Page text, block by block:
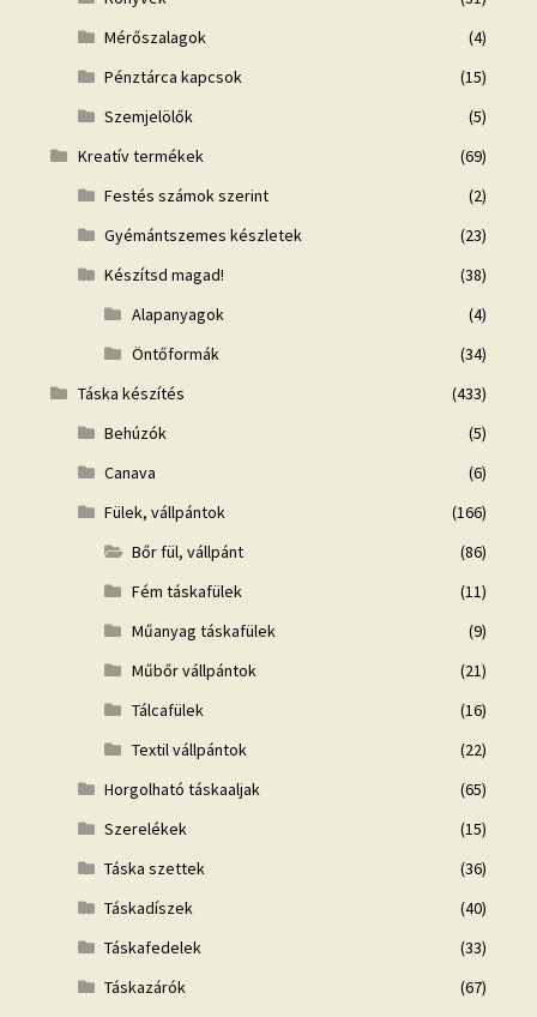
Mérőszalagok
(4)
Pénztárca kapcsok
(15)
Szemjelölők
(5)
Kreatív termékek
(69)
Festés számok szerint
(2)
Gyémántszemes készletek
(23)
Készítsd magad!
(38)
Alapanyagok
(4)
Öntőformák
(34)
Táska készítés
(433)
Behúzók
(5)
Canava
(6)
Fülek, vállpántok
(166)
Bőr fül, vállpánt
(86)
Fém táskafülek
(11)
Műanyag táskafülek
(9)
Műbőr vállpántok
(21)
Tálcafülek
(16)
Textil vállpántok
(22)
Horgolható táskaaljak
(65)
Szerelékek
(15)
Táska szettek
(36)
Táskadíszek
(40)
Táskafedelek
(33)
Táskazárók
(67)